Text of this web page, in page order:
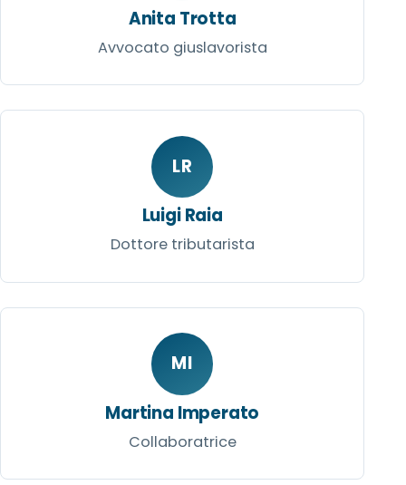
Anita Trotta
Avvocato giuslavorista
LR
Luigi Raia
Dottore tributarista
MI
Martina Imperato
Collaboratrice